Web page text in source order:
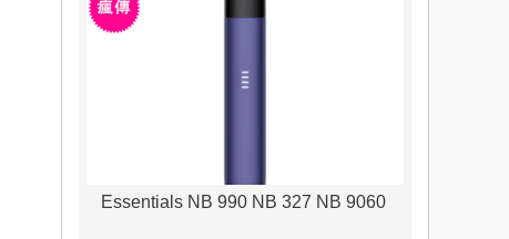
Essentials NB 990 NB 327 NB 9060